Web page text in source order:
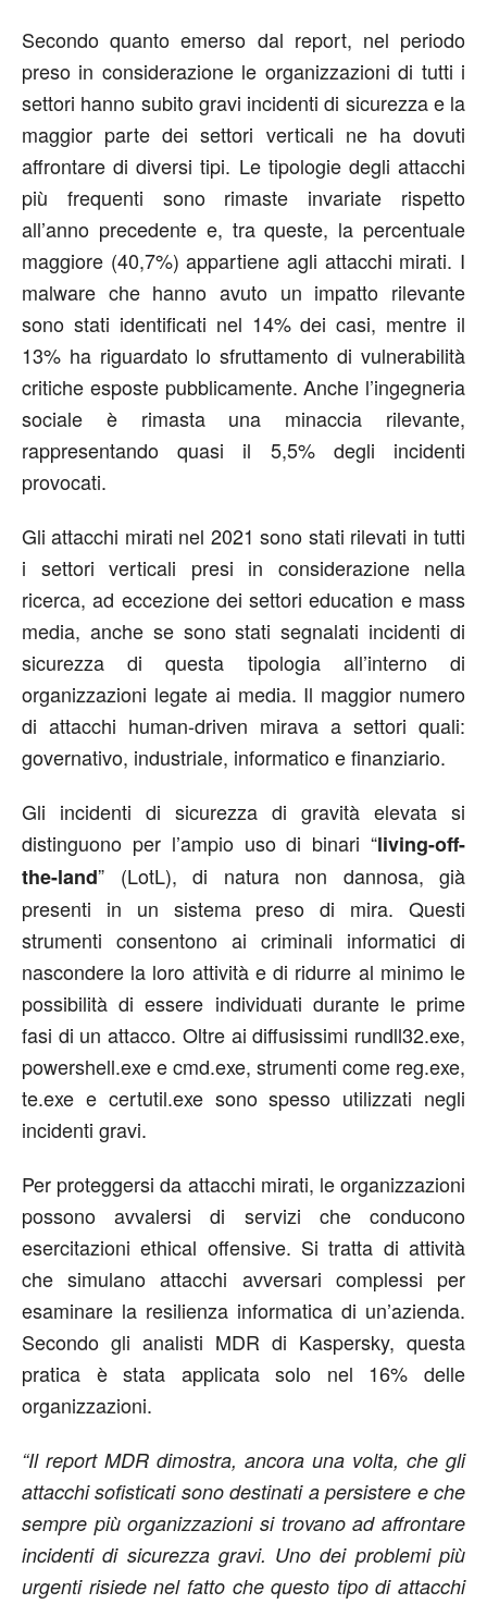
Secondo quanto emerso dal report, nel periodo
preso in considerazione le organizzazioni di tutti i
settori hanno subito gravi incidenti di sicurezza e la
maggior parte dei settori verticali ne ha dovuti
affrontare di diversi tipi. Le tipologie degli attacchi
più frequenti sono rimaste invariate rispetto
all’anno precedente e, tra queste, la percentuale
maggiore (40,7%) appartiene agli attacchi mirati. I
malware che hanno avuto un impatto rilevante
sono stati identificati nel 14% dei casi, mentre il
13% ha riguardato lo sfruttamento di vulnerabilità
critiche esposte pubblicamente. Anche l’ingegneria
sociale è rimasta una minaccia rilevante,
rappresentando quasi il 5,5% degli incidenti
provocati.
Gli attacchi mirati nel 2021 sono stati rilevati in tutti
i settori verticali presi in considerazione nella
ricerca, ad eccezione dei settori education e mass
media, anche se sono stati segnalati incidenti di
sicurezza di questa tipologia all’interno di
organizzazioni legate ai media. Il maggior numero
di attacchi human-driven mirava a settori quali:
governativo, industriale, informatico e finanziario.
Gli incidenti di sicurezza di gravità elevata si
distinguono per l’ampio uso di binari “living-off-
the-land” (LotL), di natura non dannosa, già
presenti in un sistema preso di mira. Questi
strumenti consentono ai criminali informatici di
nascondere la loro attività e di ridurre al minimo le
possibilità di essere individuati durante le prime
fasi di un attacco. Oltre ai diffusissimi rundll32.exe,
powershell.exe e cmd.exe, strumenti come reg.exe,
te.exe e certutil.exe sono spesso utilizzati negli
incidenti gravi.
Per proteggersi da attacchi mirati, le organizzazioni
possono avvalersi di servizi che conducono
esercitazioni ethical offensive. Si tratta di attività
che simulano attacchi avversari complessi per
esaminare la resilienza informatica di un’azienda.
Secondo gli analisti MDR di Kaspersky, questa
pratica è stata applicata solo nel 16% delle
organizzazioni.
“Il report MDR dimostra, ancora una volta, che gli
attacchi sofisticati sono destinati a persistere e che
sempre più organizzazioni si trovano ad affrontare
incidenti di sicurezza gravi. Uno dei problemi più
urgenti risiede nel fatto che questo tipo di attacchi